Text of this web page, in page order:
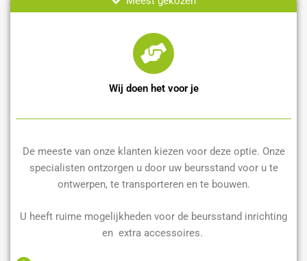
Wij doen het voor je
De meeste van onze klanten kiezen voor deze optie. Onze
specialisten ontzorgen u door uw beursstand voor u te
ontwerpen, te transporteren en te bouwen.
U heeft ruime mogelijkheden voor de beursstand inrichting
en extra accessoires.